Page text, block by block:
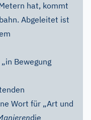
hat, kommt
Abgeleitet ist
Bewegung
Wort für „Art und
die